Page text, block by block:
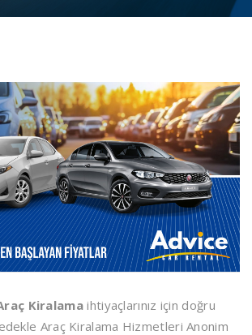
Kiralamaihtiyaçlarınız için doğru
Araç Kiralama Hizmetleri Anonim